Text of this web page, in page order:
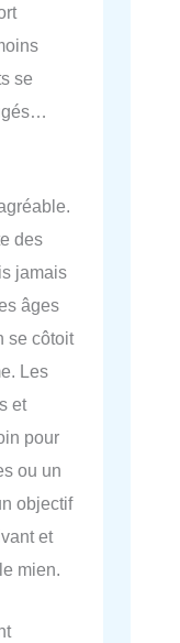
se
des
jamais
âges
se côtoit
Les
et
pour
ou un
objectif
et
mien.